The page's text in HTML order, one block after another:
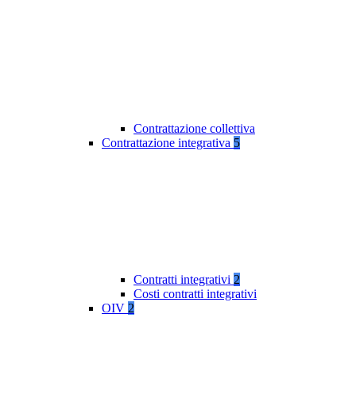
Contrattazione collettiva
Contrattazione integrativa 5
Contratti integrativi 2
Costi contratti integrativi
OIV 2